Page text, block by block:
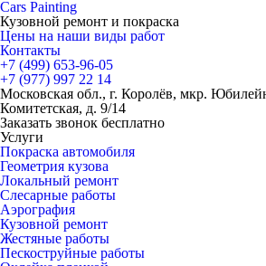
Cars Painting
Кузовной ремонт и покраска
Цены на наши виды работ
Контакты
+7 (499) 653-96-05
+7 (977) 997 22 14
Московская обл., г. Королёв, мкр.
Комитетская, д. 9/14
Заказать звонок бесплатно
Услуги
Покраска автомобиля
Геометрия кузова
Локальный ремонт
Слесарные работы
Аэрография
Кузовной ремонт
Жестяные работы
Пескоструйные работы